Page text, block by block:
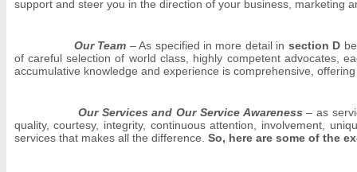
support and steer you in the direction of your business, marketing
Our Team – As specified in more detail in section D
of careful selection of world class, highly competent advocates,
accumulative knowledge and experience is comprehensive,
Our Services and Our Service Awareness– as
quality, courtesy, integrity, continuous attention, involvement,
services that makes all the difference. So, here are some of the